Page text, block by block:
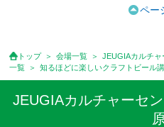
用は含まれておりません。
のでご確認ください。
●参加人数が一定に満たない場合
期することがあります。
●その他、詳しい内容については
ペー
トップ 会場一覧 JEUGIAカルチ
一覧
知るほどに楽しいクラフトビール
JEUGIAカルチャーセ